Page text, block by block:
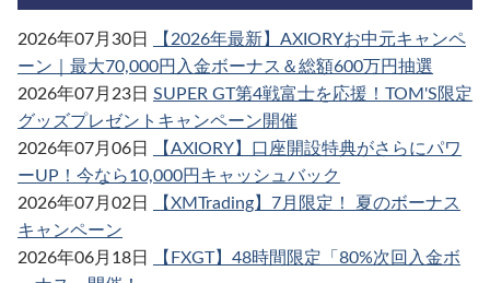
2026年07月30日
【2026年最新】AXIORYお中元キャンペ
ーン｜最大70,000円入金ボーナス＆総額600万円抽選
2026年07月23日 SUPER GT第4戦富士を応援！TOM'S限定
グッズプレゼントキャンペーン開催
2026年07月06日
【AXIORY】口座開設特典がさらにパワ
ーUP！今なら10,000円キャッシュバック
2026年07月02日
【XMTrading】7月限定！ 夏のボーナス
キャンペーン
2026年06月18日
【FXGT】48時間限定「80%次回入金ボ